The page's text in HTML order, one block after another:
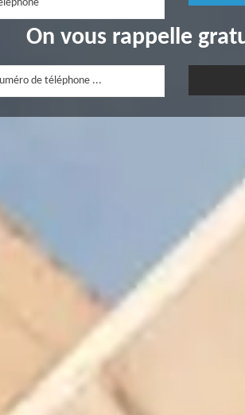
On vous rappelle